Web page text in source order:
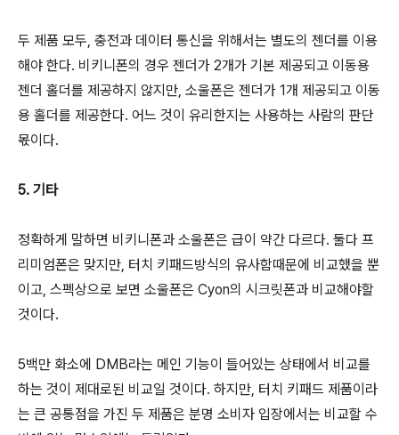
두 제품 모두, 충전과 데이터 통신을 위해서는 별도의 젠더를 이용
해야 한다. 비키니폰의 경우 젠더가 2개가 기본 제공되고 이동용
젠더 홀더를 제공하지 않지만, 소울폰은 젠더가 1개 제공되고 이동
용 홀더를 제공한다. 어느 것이 유리한지는 사용하는 사람의 판단
몫이다.
5. 기타
정확하게 말하면 비키니폰과 소울폰은 급이 약간 다르다. 둘다 프
리미엄폰은 맞지만, 터치 키패드방식의 유사함때문에 비교했을 뿐
이고, 스펙상으로 보면 소울폰은 Cyon의 시크릿폰과 비교해야할
것이다.
5백만 화소에 DMB라는 메인 기능이 들어있는 상태에서 비교를
하는 것이 제대로된 비교일 것이다. 하지만, 터치 키패드 제품이라
는 큰 공통점을 가진 두 제품은 분명 소비자 입장에서는 비교할 수